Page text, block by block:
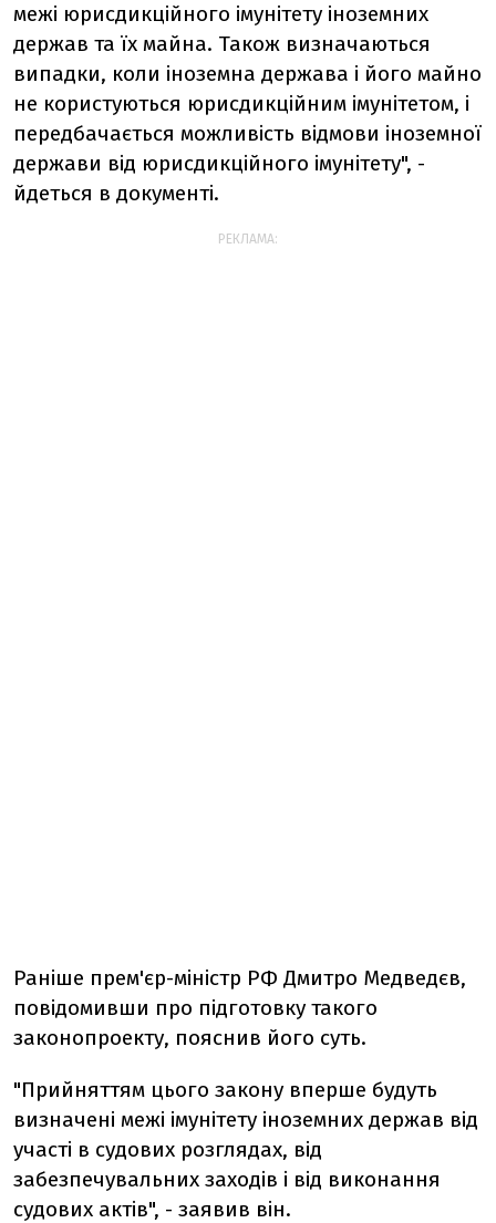
межі юрисдикційного імунітету іноземних
держав та їх майна. Також визначаються
випадки, коли іноземна держава і його майно
не користуються юрисдикційним імунітетом, і
передбачається можливість відмови іноземної
держави від юрисдикційного імунітету", -
йдеться в документі.
РЕКЛАМА:
Раніше прем'єр-міністр РФ Дмитро Медведєв,
повідомивши про підготовку такого
законопроекту, пояснив його суть.
"Прийняттям цього закону вперше будуть
визначені межі імунітету іноземних держав від
участі в судових розглядах, від
забезпечувальних заходів і від виконання
судових актів", - заявив він.